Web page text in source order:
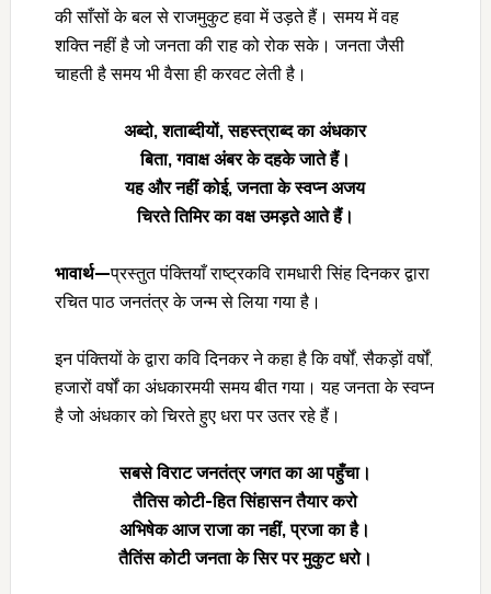
की साँसों के बल से राजमुकुट हवा में उड़ते हैं। समय में वह
शक्ति नहीं है जो जनता की राह को रोक सके। जनता जैसी
चाहती है समय भी वैसा ही करवट लेती है।
अब्दो, शताब्दीयों, सहस्त्राब्द का अंधकार
बिता, गवाक्ष अंबर के दहके जाते हैं।
यह और नहीं कोई, जनता के स्वप्न अजय
चिरते तिमिर का वक्ष उमड़ते आते हैं।
भावार्थ—प्रस्तुत पंक्तियाँ राष्ट्रकवि रामधारी सिंह दिनकर द्वारा
रचित पाठ जनतंत्र के जन्म से लिया गया है।
इन पंक्तियों के द्वारा कवि दिनकर ने कहा है कि वर्षों, सैकड़ों वर्षों,
हजारों वर्षों का अंधकारमयी समय बीत गया। यह जनता के स्वप्न
है जो अंधकार को चिरते हुए धरा पर उतर रहे हैं।
सबसे विराट जनतंत्र जगत का आ पहुँचा।
तैतिस कोटी-हित सिंहासन तैयार करो
अभिषेक आज राजा का नहीं, प्रजा का है।
तैतिंस कोटी जनता के सिर पर मुकुट धरो।